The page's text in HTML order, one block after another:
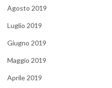
Agosto 2019
Luglio 2019
Giugno 2019
Maggio 2019
Aprile 2019